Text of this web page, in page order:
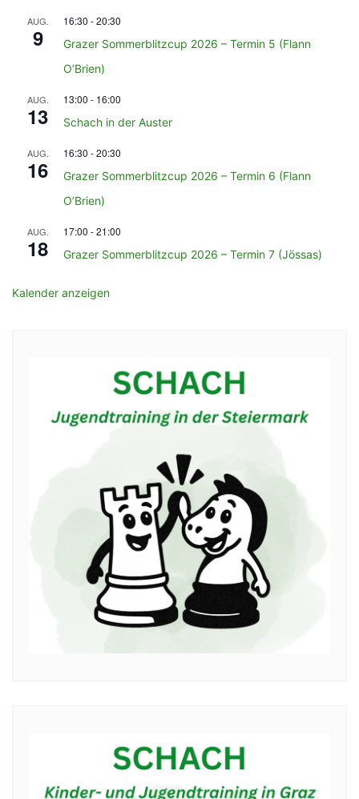
AUG.
9
16:30 -20:30
Grazer Sommerblitzcup 2026 – Termin 5 (Flann
O’Brien)
AUG.
13
13:00 - 16:00
Schach in der Auster
AUG.
16
16:30 -20:30
Grazer Sommerblitzcup 2026 – Termin 6 (Flann
O’Brien)
AUG.
18
17:00 -21:00
Grazer Sommerblitzcup 2026 – Termin 7 (Jössas)
Kalender anzeigen